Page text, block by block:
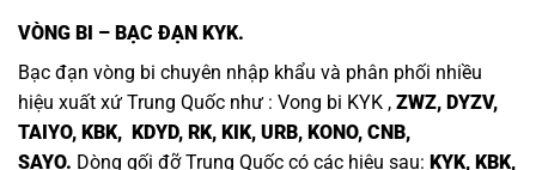
VÒNG BI – BẠC ĐẠN KYK.
Bạc đạn vòng bi chuyên nhập khẩu và phân phối nhiều
hiệu xuất xứ Trung Quốc như : Vong bi KYK , ZWZ, DYZV,
TAIYO, KBK, KDYD, RK, KIK, URB, KONO, CNB,
SAYO. Dòng gối đỡ Trung Quốc có các hiệu sau: KYK, KBK,